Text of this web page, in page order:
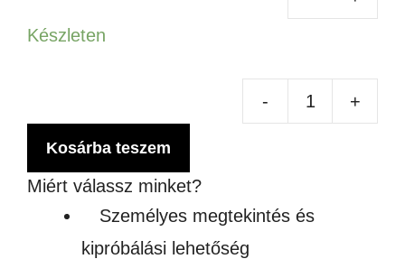
Készleten
- +
Kosárba teszem
Miért válassz minket?
Személyes megtekintés és
kipróbálási lehetőség